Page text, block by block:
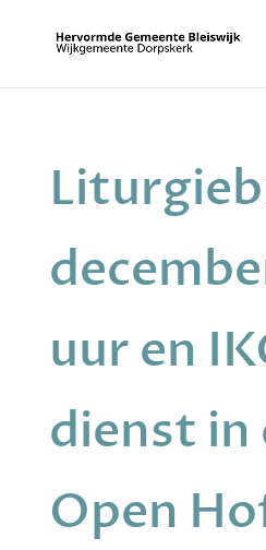
uur en
dienst in
Open